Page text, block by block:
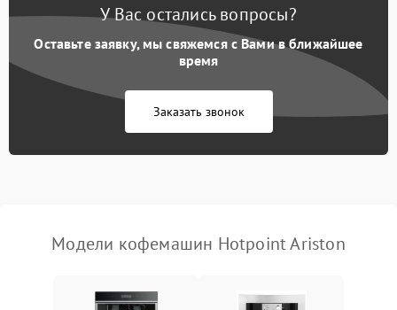
У Вас остались вопросы?
Оставьте заявку, мы свяжемся с Вами в ближайшее
время
Заказать звонок
Модели кофемашин Hotpoint Ariston